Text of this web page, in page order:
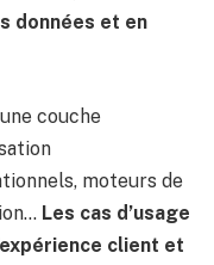
données et en
couche
moteurs de
Les cas d’usage
client et